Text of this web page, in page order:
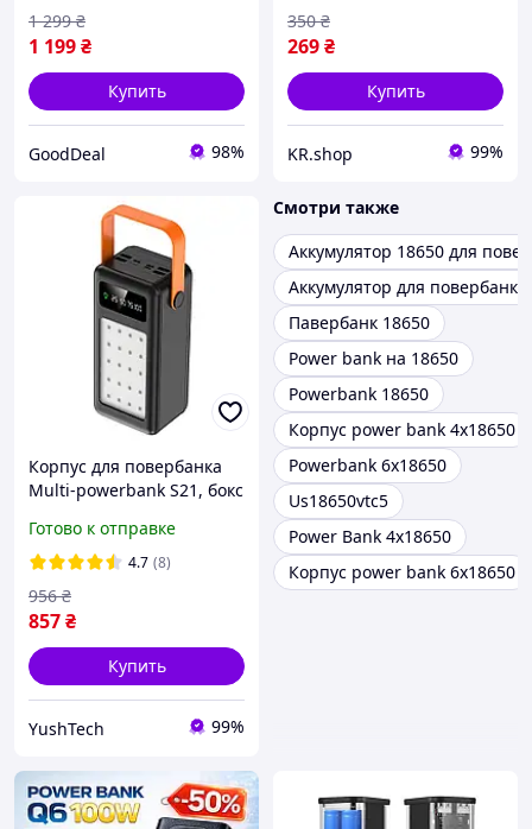
Type-C, DC 3.3-24V,
1 199₴
1 299 ₴
Купить
GoodDeal 98%
269₴
350 ₴
Купить
KR.shop 99%
Корпус для повербанка
Multi-powerbank S21, бокс
до 21 шт, 22.5W, с
фонарём, кейс для сборки
power bank
Готово к отправке
4.7 (8)
857₴
956 ₴
Купить
YushTech 99%
Смотри также
Аккумулятор 18650 для
Аккумулятор для повербанка
Павербанк 18650
Power bank на 18650
Powerbank 18650
Корпус power bank 4x18650
Powerbank 6x18650
Us18650vtc5
Power Bank 4x18650
Корпус power bank 6x18650